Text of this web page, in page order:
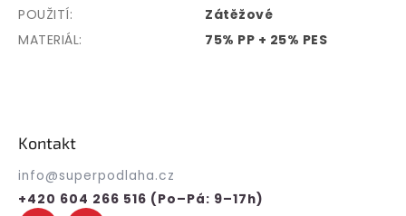
POUŽITÍ:
Zátěžové
MATERIÁL: 75% PP + 25% PES
Kontakt
info@superpodlaha.cz
+420 604 266 516 (Po–Pá: 9–17h)